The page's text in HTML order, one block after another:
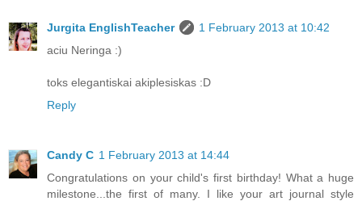
Jurgita EnglishTeacher
1 February 2013 at 10:42
aciu Neringa :)
toks elegantiskai akiplesiskas :D
Reply
Candy C 1 February 2013 at 14:44
Congratulations on your child's first birthday! What a huge
milestone...the first of many. I like your art journal style